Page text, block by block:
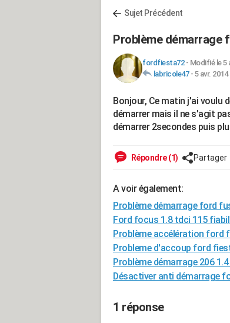
Sujet Précédent
Problème démarrage
fordfiesta72- Modifié le 5
labricole47- 5 avr. 2014
Bonjour, Ce matin j'ai voulu
démarrer mais il ne s'agit
démarrer 2secondes puis
Répondre (1) Partager
A voir également:
Problème démarrage ford
Ford focus 1.8 tdci 115
Problème accélération ford
Probleme d'accoup ford
Problème démarrage 206
Désactiver anti démarrage
1 réponse